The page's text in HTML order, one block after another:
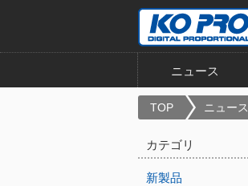
ニュース
TOP ニュース
カテゴリ
新製品